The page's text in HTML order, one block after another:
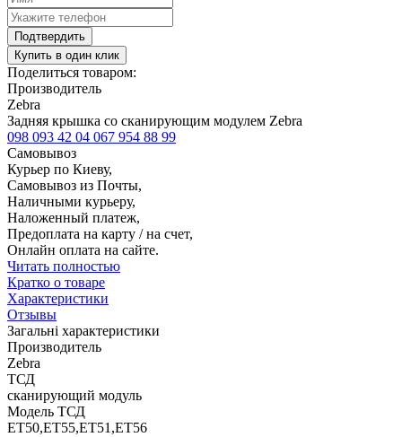
Подтвердить
Купить в один клик
Поделиться товаром:
Производитель
Zebra
Задняя крышка со сканирующим модулем Zebra
098 093 42 04 067 954 88 99
Самовывоз
Курьер по Киеву,
Самовывоз из Почты,
Наличными курьеру,
Наложенный платеж,
Предоплата на карту / на счет,
Онлайн оплата на сайте.
Читать полностью
Кратко о товаре
Характеристики
Отзывы
Загальні характеристики
Производитель
Zebra
ТСД
сканирующий модуль
Модель ТСД
ET50,ET55,ET51,ET56